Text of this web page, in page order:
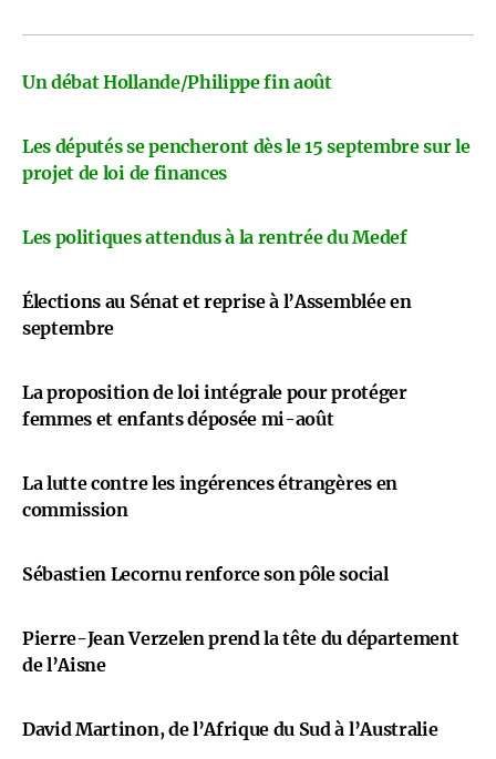
Un débat Hollande/Philippe fin août
Les députés se pencheront dès le 15 septembre sur le
projet de loi de finances
Les politiques attendus à la rentrée du Medef
Élections au Sénat et reprise à l’Assemblée en
septembre
La proposition de loi intégrale pour protéger
femmes et enfants déposée mi-août
La lutte contre les ingérences étrangères en
commission
Sébastien Lecornu renforce son pôle social
Pierre-Jean Verzelen prend la tête du département
de l’Aisne
David Martinon, de l’Afrique du Sud à l’Australie